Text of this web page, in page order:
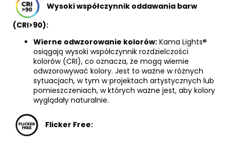
Wysoki współczynnik oddawania barw
(CRI>90):
Wierne odwzorowanie kolorów: Kama Lights®
osiągają wysoki współczynnik rozdzielczości
kolorów (CRI), co oznacza, że mogą wiernie
odwzorowywać kolory. Jest to ważne w różnych
sytuacjach, w tym w projektach artystycznych lub
pomieszczeniach, w których ważne jest, aby kolory
wyglądały naturalnie.
Flicker Free: